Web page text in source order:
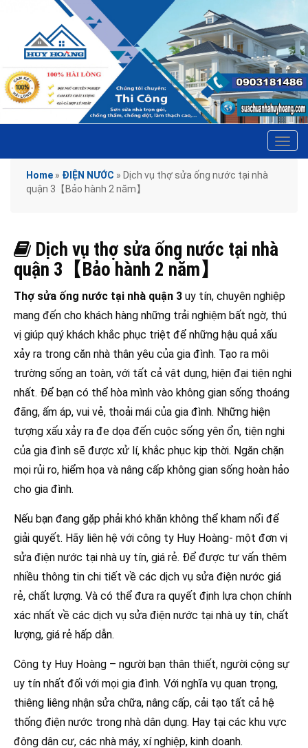
Home » ĐIỆN NƯỚC » Dịch vụ thợ sửa ống nước tại nhà
quận 3【Bảo hành 2 năm】
Dịch vụ thợ sửa ống nước tại nhà
quận 3【Bảo hành 2 năm】
Thợ sửa ống nước tại nhà quận 3 uy tín, chuyên nghiệp
mang đến cho khách hàng những trải nghiệm bất ngờ, thú
vị giúp quý khách khắc phục triệt để những hậu quả xấu
xảy ra trong căn nhà thân yêu của gia đình. Tạo ra môi
trường sống an toàn, với tất cả vật dụng, hiện đại tiện nghi
nhất. Để bạn có thể hòa mình vào không gian sống thoáng
đãng, ấm áp, vui vẻ, thoải mái của gia đình. Những hiện
tượng xấu xảy ra đe dọa đến cuộc sống yên ổn, tiện nghi
của gia đình sẽ được xử lí, khắc phục kịp thời. Ngăn chặn
mọi rủi ro, hiểm họa và nâng cấp không gian sống hoàn hảo
cho gia đình.
Nếu bạn đang gặp phải khó khăn không thể kham nổi để
giải quyết. Hãy liên hệ với công ty Huy Hoàng- một đơn vị
sửa điện nước tại nhà uy tín, giá rẻ. Để được tư vấn thêm
nhiều thông tin chi tiết về các dịch vụ sửa điện nước giá
rẻ, chất lượng. Và có thể đưa ra quyết định lựa chọn chính
xác nhất về các dịch vụ sửa điện nước tại nhà uy tín, chất
lượng, giá rẻ hấp dẫn.
Công ty Huy Hoàng – người bạn thân thiết, người cộng sự
uy tín nhất đối với mọi gia đình. Với nghĩa vụ quan trọng,
thiêng liêng nhận sửa chữa, nâng cấp, cải tạo tất cả hệ
thống điện nước trong nhà dân dụng. Hay tại các khu vực
đông dân cư, các nhà máy, xí nghiệp, kinh doanh.